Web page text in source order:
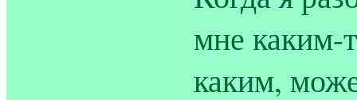
мне каким-
каким,